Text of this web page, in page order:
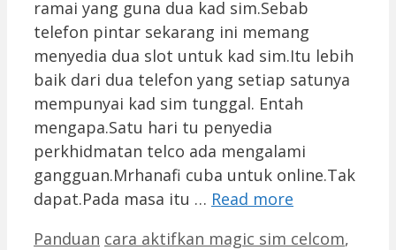
ramai yang guna dua kad sim.Sebab
telefon pintar sekarang ini memang
menyedia dua slot untuk kad sim.Itu lebih
baik dari dua telefon yang setiap satunya
mempunyai kad sim tunggal. Entah
mengapa.Satu hari tu penyedia
perkhidmatan telco ada mengalami
gangguan.Mrhanafi cuba untuk online.Tak
dapat.Pada masa itu … Read more
Categories
Panduan Tags
cara aktifkan magic sim celcom,